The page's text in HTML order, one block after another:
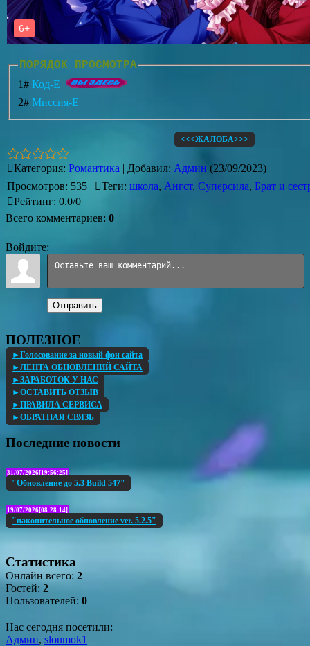
ПОРЯДОК ПРОСМОТРА
1# Код-Е
2# Миссия-Е
<<<ЖАЛОБА>>>
Категория: Романтика | Добавил: Админ (23/09/2023)
Просмотров: 535 | Теги: школа, Ангст, Суперсила, Брат и
Рейтинг: 0.0/0
Всего комментариев: 0
Войдите:
Отправить
ПОЛЕЗНОЕ
►Голосование за новый фон сайта
►ЛЕНТА ОБНОВЛЕНИЙ САЙТА
►ЗАРАБОТОК У НАС
►ОСТАВИТЬ ОТЗЫВ
►ПРАВИЛА СЕРВИСА
►ОБРАТНАЯ СВЯЗЬ
Последние новости
31/07/2026[19:56:25]
"Обновление до 5.3 Build 547"
19/07/2026[08:28:14]
"накопительное обновление ver. 5.2.5"
Статистика
Онлайн всего: 2
Гостей: 2
Пользователей: 0
Нас сегодня посетили:
Админ, sloumok1